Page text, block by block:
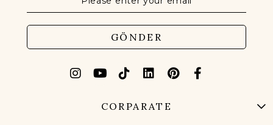
GÖNDER
CORPARATE